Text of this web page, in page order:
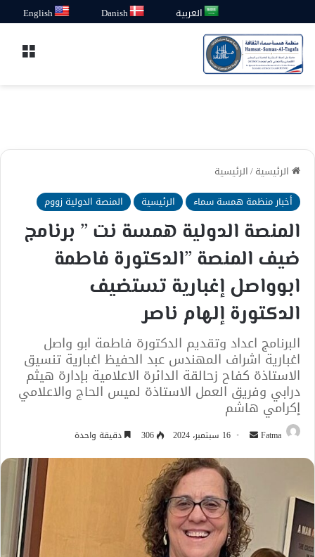
العربية Danish
English
الرئيسية/الرئيسية
أخبار منظمة همسة سماء
الرئيسية المنصة الدولية زووم
المنصة الدولية همسة نت ” برنامج
ضيف المنصة ”الدكتورة فاطمة
ابوواصل إغبارية تستضيف
الدكتورة إلهام ناصر
البرنامج اعداد وتقديم الدكتورة فاطمة ابو واصل
‎اغبارية اشراف المهندس عبد الحفيظ اغبارية تنسيق
الاستاذة كفاح زحالقة الدائرة الاعلامية بإدارة هيثم
درابي وفريق العمل الاستاذة لميس الحاج والاعلامي
إكرامي هاشم
Fatma
أرسل
إلكترونيا
16 سبتمبر، 2024 306 دقيقة واحدة